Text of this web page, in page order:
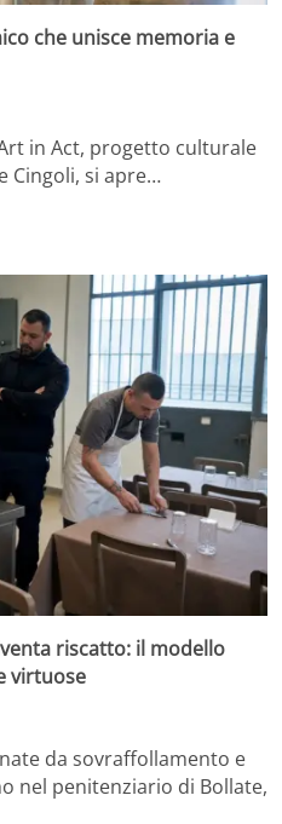
che unisce memoria e
in Act, progetto culturale
Cingoli, si apre…
riscatto: il modello
virtuose
da sovraffollamento e
nel penitenziario di Bollate,